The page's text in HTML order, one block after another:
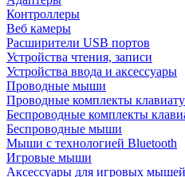
Контроллеры
Веб камеры
Расширители USB портов
Устройства чтения, записи
Устройства ввода и аксессуары
Проводные мыши
Проводные комплекты
Беспроводные комплекты
Беспроводные мыши
Мыши с технологией Bluetooth
Игровые мыши
Аксессуары для игровых мышей